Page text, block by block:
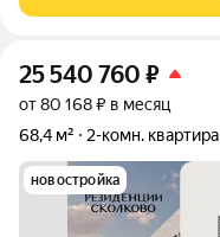
25 540 760 ₽
от 80 168 ₽ в месяц
68,4 м²
2-комн. квартира
новостройка